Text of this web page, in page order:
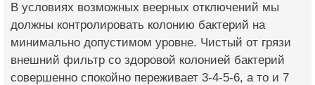
В условиях возможных веерных отключений мы
должны контролировать колонию бактерий на
минимально допустимом уровне. Чистый от грязи
внешний фильтр со здоровой колонией бактерий
совершенно спокойно переживает 3-4-5-6, а то и 7